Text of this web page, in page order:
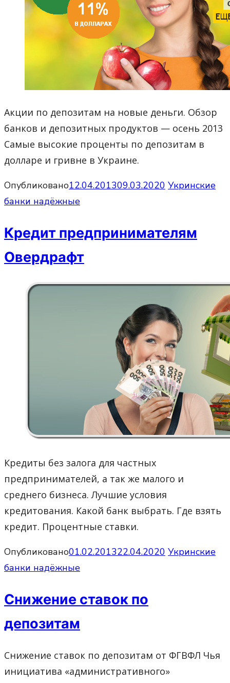
Акции по депозитам на новые деньги. Обзор
банков и депозитных продуктов — осень 2013
Самые высокие проценты по депозитам в
долларе и гривне в Украине.
Опубликовано12.04.201309.03.2020 Укринские
банки надёжные
Кредит предпринимателям
Овердрафт
Кредиты без залога для частных
предпринимателей, а так же малого и
среднего бизнеса. Лучшие условия
кредитования. Какой банк выбрать. Где взять
кредит. Процентные ставки.
Опубликовано01.02.201322.04.2020 Укринские
банки надёжные
Снижение ставок по
депозитам
Снижение ставок по депозитам от ФГВФЛ Чья
инициатива «административного»